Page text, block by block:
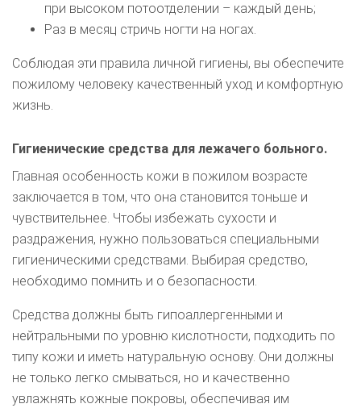
при высоком потоотделении – каждый день;
Раз в месяц стричь ногти на ногах.
Соблюдая эти правила личной гигиены, вы обеспечите
пожилому человеку качественный уход и комфортную
жизнь.
Гигиенические средства для лежачего больного.
Главная особенность кожи в пожилом возрасте
заключается в том, что она становится тоньше и
чувствительнее. Чтобы избежать сухости и
раздражения, нужно пользоваться специальными
гигиеническими средствами. Выбирая средство,
необходимо помнить и о безопасности.
Средства должны быть гипоаллергенными и
нейтральными по уровню кислотности, подходить по
типу кожи и иметь натуральную основу. Они должны
не только легко смываться, но и качественно
увлажнять кожные покровы, обеспечивая им